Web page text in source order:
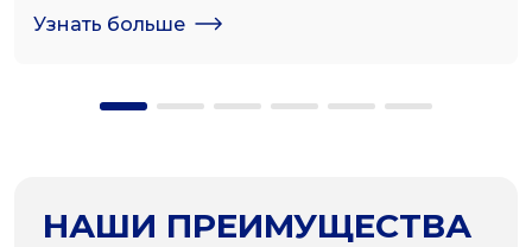
Узнать больше
НАШИ ПРЕИМУЩЕСТВА